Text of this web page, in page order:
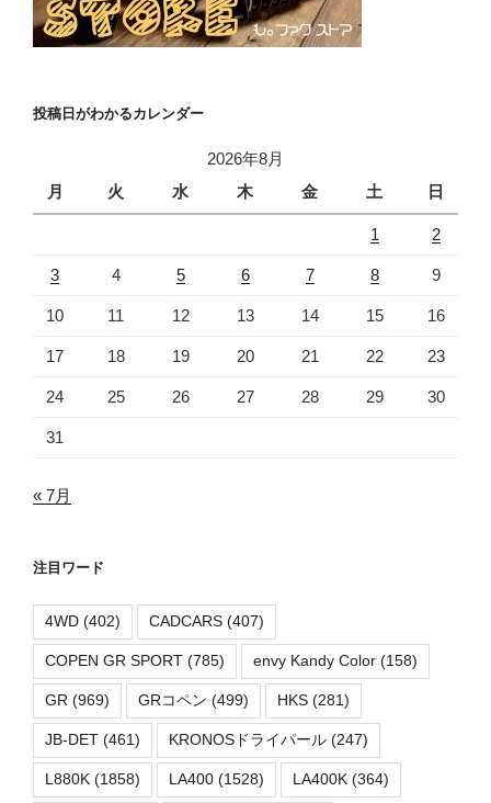
投稿日がわかるカレンダー
2026年8月
月
火 水 木 金 土 日
1 2
3 4 5 6 7 8 9
10 11 12 13 14 15 16
17 18 19 20 21 22 23
24 25 26 27 28 29 30
31
« 7月
注目ワード
4WD (402) CADCARS (407)
COPEN GR SPORT (785) envy Kandy Color (158)
GR (969) GRコペン (499) HKS (281)
JB-DET (461) KRONOSドライパール (247)
L880K (1858) LA400 (1528) LA400K (364)